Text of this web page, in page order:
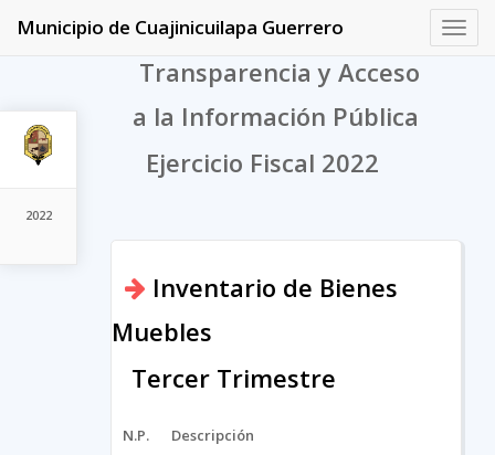
2022
Municipio de Cuajinicuilapa Guerrero
Transparencia y Acceso
a la Información Pública
Ejercicio Fiscal 2022
Inventario de Bienes
Muebles
Tercer Trimestre
N.P. Descripción